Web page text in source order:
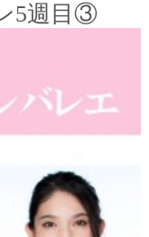
5週目③